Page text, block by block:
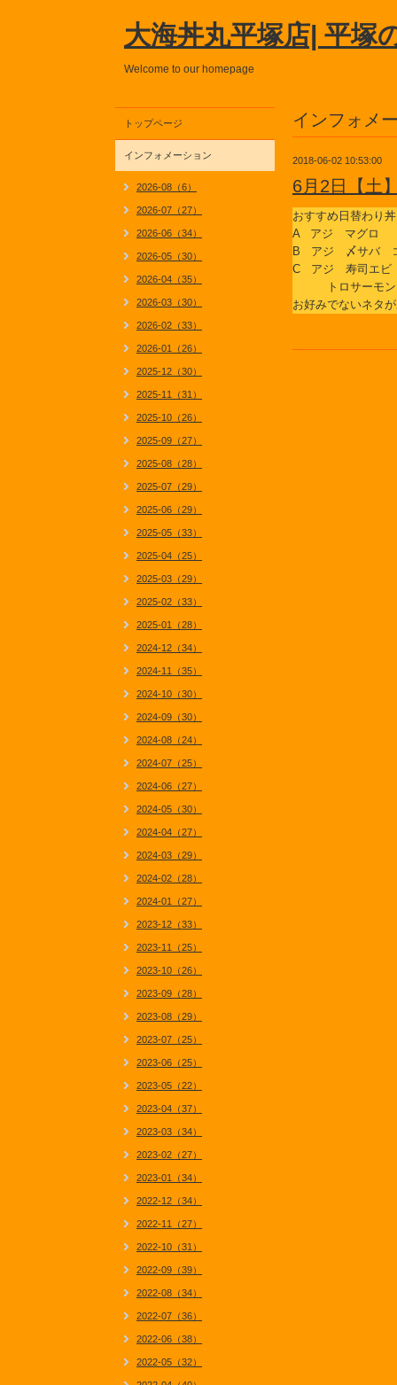
大海丼丸平塚店| 平塚
Welcome to our homepage
インフォメ
2018-06-02 10:53:00
6月2日【土
おすすめ日替わり丼
A アジ マグロ
B アジ 〆サバ
C アジ 寿司エビ
トロサーモン
お好みでないネタ
トップページ
インフォメーション
2026-08（6）
2026-07（27）
2026-06（34）
2026-05（30）
2026-04（35）
2026-03（30）
2026-02（33）
2026-01（26）
2025-12（30）
2025-11（31）
2025-10（26）
2025-09（27）
2025-08（28）
2025-07（29）
2025-06（29）
2025-05（33）
2025-04（25）
2025-03（29）
2025-02（33）
2025-01（28）
2024-12（34）
2024-11（35）
2024-10（30）
2024-09（30）
2024-08（24）
2024-07（25）
2024-06（27）
2024-05（30）
2024-04（27）
2024-03（29）
2024-02（28）
2024-01（27）
2023-12（33）
2023-11（25）
2023-10（26）
2023-09（28）
2023-08（29）
2023-07（25）
2023-06（25）
2023-05（22）
2023-04（37）
2023-03（34）
2023-02（27）
2023-01（34）
2022-12（34）
2022-11（27）
2022-10（31）
2022-09（39）
2022-08（34）
2022-07（36）
2022-06（38）
2022-05（32）